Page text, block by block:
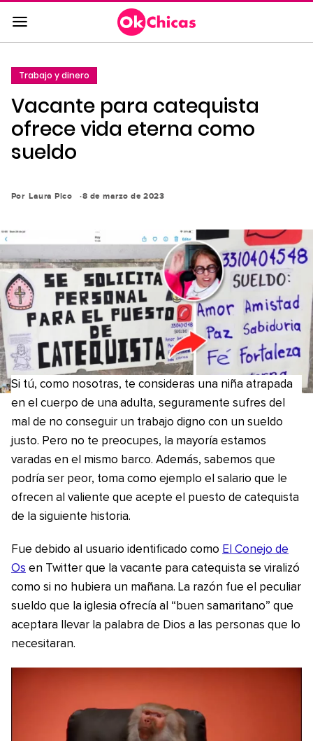
Saltar
al
contenido
a
la
navegación
principal
Trabajo y dinero
Vacante para catequista
ofrece vida eterna como
sueldo
Por Laura Pico 8 de marzo de 2023
Si tú, como nosotras, te consideras una niña atrapada
en el cuerpo de una adulta, seguramente sufres del
mal de no conseguir un trabajo digno con un sueldo
justo. Pero no te preocupes, la mayoría estamos
varadas en el mismo barco. Además, sabemos que
podría ser peor, toma como ejemplo el salario que le
ofrecen al valiente que acepte el puesto de catequista
de la siguiente historia.
Fue debido al usuario identificado como El Conejo de
Os en Twitter que la vacante para catequista se viralizó
como si no hubiera un mañana. La razón fue el peculiar
sueldo que la iglesia ofrecía al “buen samaritano” que
aceptara llevar la palabra de Dios a las personas que lo
necesitaran.